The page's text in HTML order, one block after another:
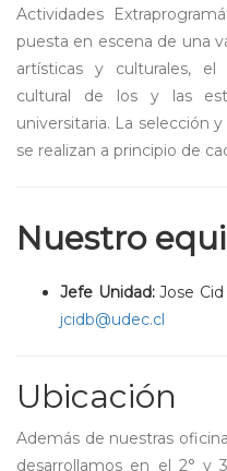
Actividades
puesta en escena de una
artísticas y culturales, el
cultural de los y las
universitaria. La selección
se realizan a principio de
Nuestro
Jefe Unidad:Jose
jcidb@udec.cl
Ubicación
Además de nuestras
desarrollamos en el 2° y